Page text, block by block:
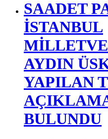
SAADET
İSTANBUL
AYDIN
YAPILAN
BULUNDU